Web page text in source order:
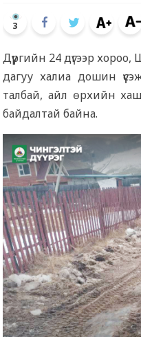
3
Дүүргийн 24 дүгээр
дагуу халиа дошин
талбай, айл өрхийн
байдалтай байна.